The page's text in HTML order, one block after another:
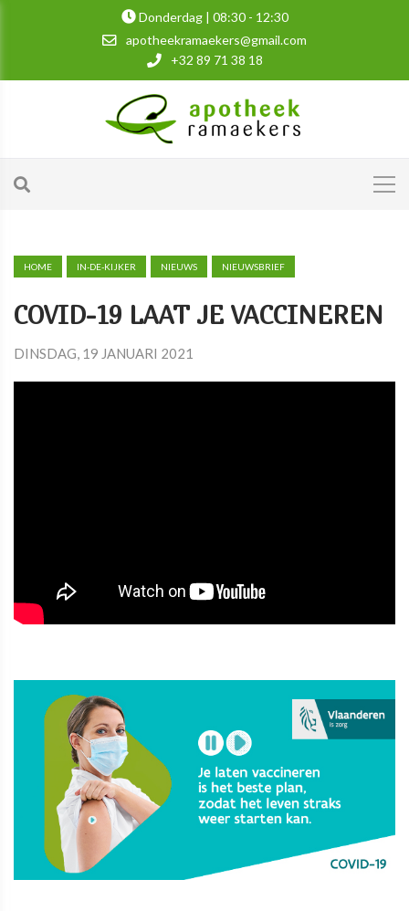
Donderdag | 08:30 - 12:30
apotheekramaekers@gmail.com
+32 89 71 38 18
HOME IN-DE-KIJKER NIEUWS NIEUWSBRIEF
COVID-19 LAAT JE VACCINEREN
DINSDAG, 19 JANUARI 2021